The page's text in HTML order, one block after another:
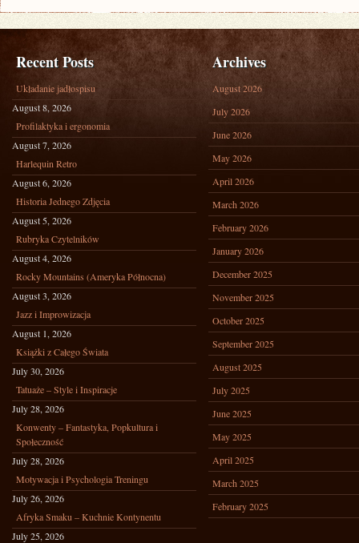
Recent Posts
Układanie jadłospisu
August 8, 2026
Profilaktyka i ergonomia
August 7, 2026
Harlequin Retro
August 6, 2026
Historia Jednego Zdjęcia
August 5, 2026
Rubryka Czytelników
August 4, 2026
Rocky Mountains (Ameryka Północna)
August 3, 2026
Jazz i Improwizacja
August 1, 2026
Książki z Całego Świata
July 30, 2026
Tatuaże – Style i Inspiracje
July 28, 2026
Konwenty – Fantastyka, Popkultura i
Społeczność
July 28, 2026
Motywacja i Psychologia Treningu
July 26, 2026
Afryka Smaku – Kuchnie Kontynentu
July 25, 2026
Archives
August 2026
July 2026
June 2026
May 2026
April 2026
March 2026
February 2026
January 2026
December 2025
November 2025
October 2025
September 2025
August 2025
July 2025
June 2025
May 2025
April 2025
March 2025
February 2025